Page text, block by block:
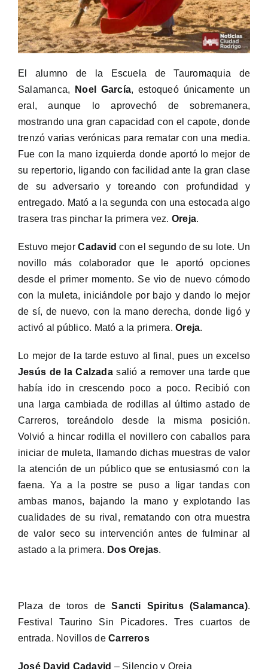
El alumno de la Escuela de Tauromaquia de
Salamanca,
Noel García, estoqueó únicamente un
eral, aunque lo aprovechó de sobremanera,
mostrando una gran capacidad con el capote, donde
trenzó varias verónicas para rematar con una media.
Fue con la mano izquierda donde aportó lo mejor de
su repertorio, ligando con facilidad ante la gran clase
de su adversario y toreando con profundidad y
entregado. Mató a la segunda con una estocada algo
trasera tras pinchar la primera vez. Oreja.
Estuvo mejorCadavid con el segundo de su lote. Un
novillo más colaborador que le aportó opciones
desde el primer momento. Se vio de nuevo cómodo
con la muleta, iniciándole por bajo y dando lo mejor
de sí, de nuevo, con la mano derecha, donde ligó y
activó al público. Mató a la primera.Oreja.
Lo mejor de la tarde estuvo al final, pues un excelso
Jesús de la Calzadasalió a remover una tarde que
había ido in crescendo poco a poco. Recibió con
una larga cambiada de rodillas al último astado de
Carreros, toreándolo desde la misma posición.
Volvió a hincar rodilla el novillero con caballos para
iniciar de muleta, llamando dichas muestras de valor
la atención de un público que se entusiasmó con la
faena. Ya a la postre se puso a ligar tandas con
ambas manos, bajando la mano y explotando las
cualidades de su rival, rematando con otra muestra
de valor seco su intervención antes de fulminar al
astado a la primera. Dos Orejas.
Plaza de toros de Sancti Spiritus (Salamanca).
Festival Taurino Sin Picadores. Tres cuartos de
entrada. Novillos deCarreros
José David Cadavid – Silencio y Oreja